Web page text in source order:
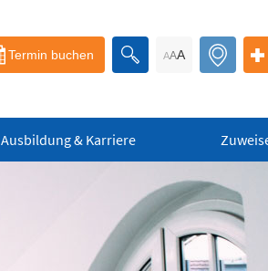
Termin buchen AAA
Bereitschaftspraxis
Ausbildung & Karriere